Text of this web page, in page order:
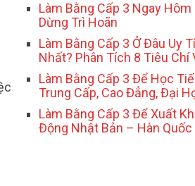
Làm Bằng Cấp 3 Ngay Hôm
Dừng Trì Hoãn
Làm Bằng Cấp 3 Ở Đâu Uy
Nhất? Phân Tích 8 Tiêu Chí
Làm Bằng Cấp 3 Để Học
Trung Cấp, Cao Đẳng, Đại
Làm Bằng Cấp 3 Để Xuất
Động Nhật Bản – Hàn